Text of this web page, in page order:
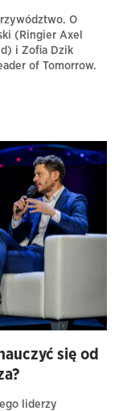
O
(Ringier Axel
i Zofia Dzik
of Tomorrow.
się od
liderzy